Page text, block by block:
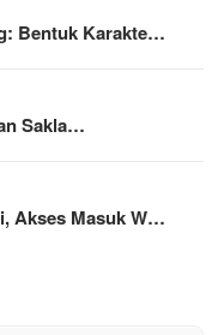
Bentuk Karakte…
Sakla…
Akses Masuk W…